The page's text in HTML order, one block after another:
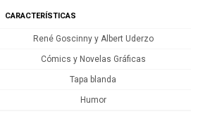
CARACTERÍSTICAS
René Goscinny y Albert Uderzo
Cómics y Novelas Gráficas
Tapa blanda
Humor